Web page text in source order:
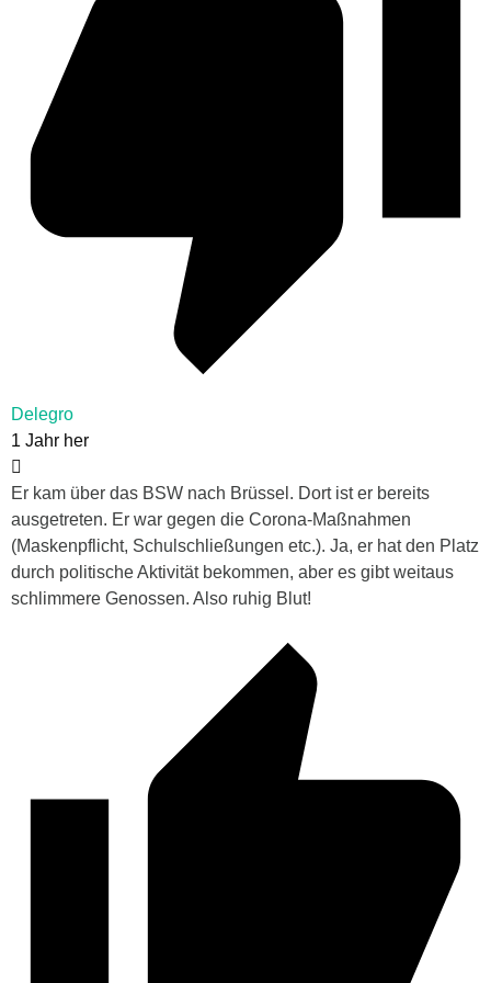
Delegro
1 Jahr her
Er kam über das BSW nach Brüssel. Dort ist er bereits
ausgetreten. Er war gegen die Corona-Maßnahmen
(Maskenpflicht, Schulschließungen etc.). Ja, er hat den Platz
durch politische Aktivität bekommen, aber es gibt weitaus
schlimmere Genossen. Also ruhig Blut!